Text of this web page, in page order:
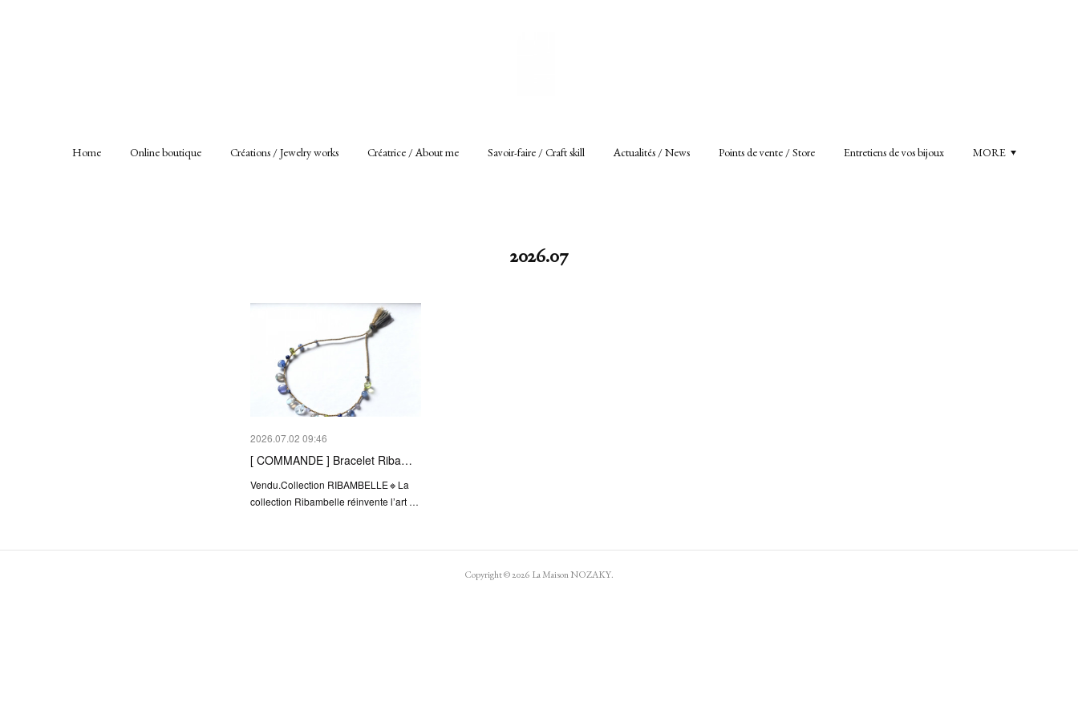
Home Online boutique Créations / Jewelry works Créatrice / About me Savoir-faire / Craft skill Actualités / News Points de vente / Store Entretiens de vos bijoux MORE
2026.07
2026.07.02 09:46
[ COMMANDE ] Bracelet Riba…
Vendu.Collection RIBAMBELLE🔹La
collection Ribambelle réinvente l’art …
Copyright ©2026 La Maison NOZAKY.